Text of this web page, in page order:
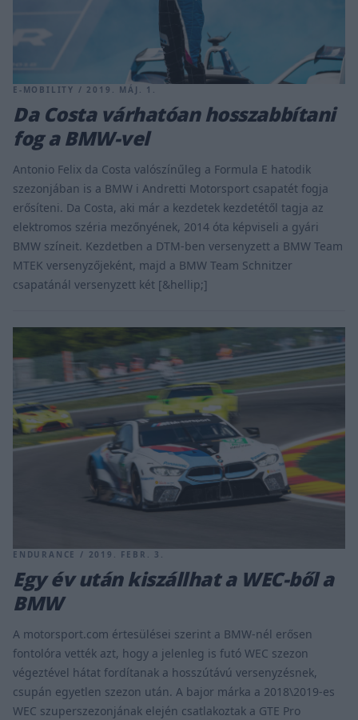
E-MOBILITY / 2019. MÁJ. 1.
Da Costa várhatóan hosszabbítani
fog a BMW-vel
Antonio Felix da Costa valószínűleg a Formula E hatodik
szezonjában is a BMW i Andretti Motorsport csapatét fogja
erősíteni. Da Costa, aki már a kezdetek kezdetétől tagja az
elektromos széria mezőnyének, 2014 óta képviseli a gyári
BMW színeit. Kezdetben a DTM-ben versenyzett a BMW Team
MTEK versenyzőjeként, majd a BMW Team Schnitzer
csapatánál versenyzett két [&hellip;]
ENDURANCE / 2019. FEBR. 3.
Egy év után kiszállhat a WEC-ből a
BMW
A motorsport.com értesülései szerint a BMW-nél erősen
fontolóra vették azt, hogy a jelenleg is futó WEC szezon
végeztével hátat fordítanak a hosszútávú versenyzésnek,
csupán egyetlen szezon után. A bajor márka a 2018\2019-es
WEC szuperszezonjának elején csatlakoztak a GTE Pro